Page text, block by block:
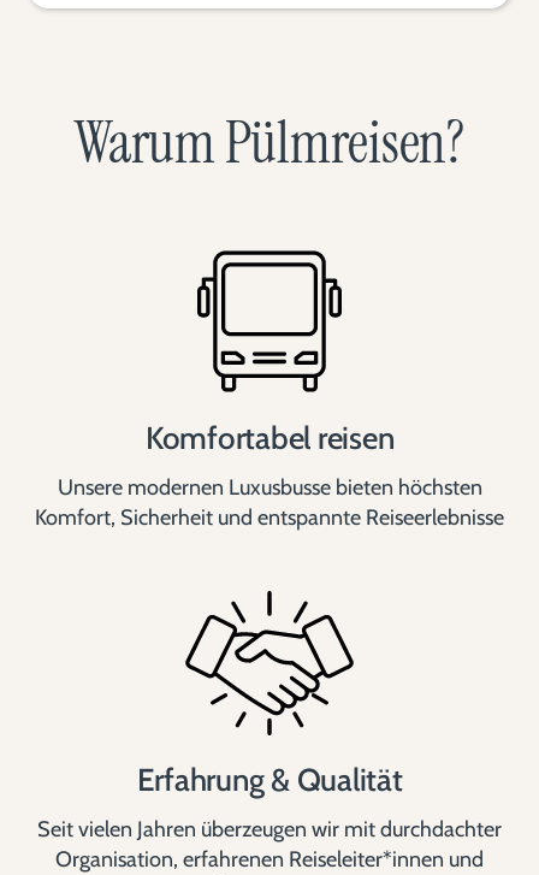
Warum Pülmreisen?
Komfortabel reisen
Unsere modernen Luxusbusse bieten höchsten
Komfort, Sicherheit und entspannte Reiseerlebnisse
Erfahrung & Qualität
Seit vielen Jahren überzeugen wir mit durchdachter
Organisation, erfahrenen Reiseleiter*innen und